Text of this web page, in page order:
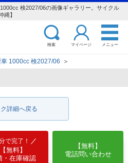
検2027/06の画像ギャラリー。サイクル
縄】
検索 マイページ メニュー
1000cc 検2027/06 ＞
詳細へ戻る
で完了！
【無料】
・在庫確認
【無料】
電話問い合わせ